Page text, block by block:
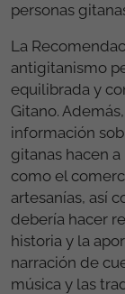
personas
La
antigitanismo
equilibrada y
Gitano.
información
gitanas hacen
como el
artesanías, así
debería hacer
historia y la
narración de
música y las